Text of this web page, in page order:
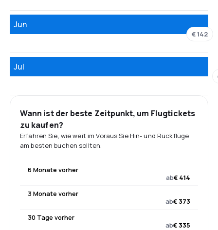
Jun
€ 142
Jul
Wann ist der beste Zeitpunkt, um Flugtickets
zu kaufen?
Erfahren Sie, wie weit im Voraus Sie Hin- und Rückflüge
am besten buchen sollten.
6 Monate vorher
ab€ 414
3 Monate vorher
ab€ 373
30 Tage vorher
ab€ 335